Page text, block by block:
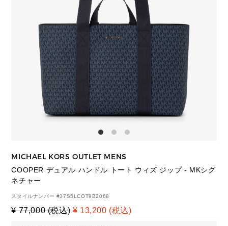
MICHAEL KORS OUTLET MENS
COOPER デュアル ハンドル トート ウィズ ジップ - MKシグ
ネチャー
スタイルナンバー #37S5LCOT9B2068
¥ 77,000 (税込) ¥ 13,200 (税込)